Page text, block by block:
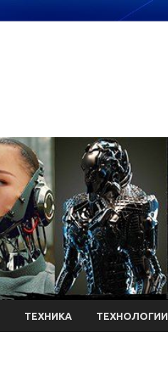
ТЕХНИКА ТЕХНОЛОГИИ